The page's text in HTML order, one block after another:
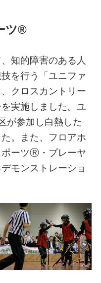
ツ®
知的障害のある人
を行う「ユニファ
クロスカントリー
実施しました。ユ
が参加し白熱した
。また、フロアホ
ポーツⓇ・プレーヤ
モンストレーショ